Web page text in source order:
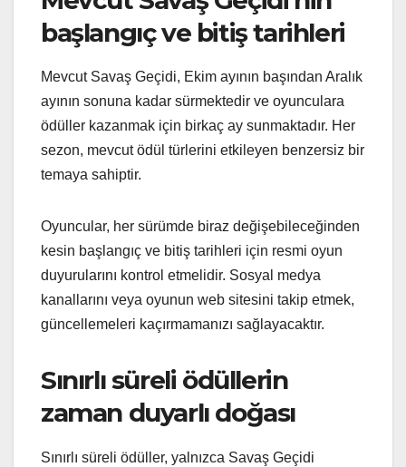
başlangıç ve bitiş tarihleri
Mevcut Savaş Geçidi, Ekim ayının başından Aralık
ayının sonuna kadar sürmektedir ve oyunculara
ödüller kazanmak için birkaç ay sunmaktadır. Her
sezon, mevcut ödül türlerini etkileyen benzersiz bir
temaya sahiptir.
Oyuncular, her sürümde biraz değişebileceğinden
kesin başlangıç ve bitiş tarihleri için resmi oyun
duyurularını kontrol etmelidir. Sosyal medya
kanallarını veya oyunun web sitesini takip etmek,
güncellemeleri kaçırmamanızı sağlayacaktır.
Sınırlı süreli ödüllerin
zaman duyarlı doğası
Sınırlı süreli ödüller, yalnızca Savaş Geçidi